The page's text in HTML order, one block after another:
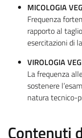
MICOLOGIA
Frequenza
rapporto al
esercitazioni di
VIROLOGIA
La frequenza
sostenere
natura tecnico-
Contenuti